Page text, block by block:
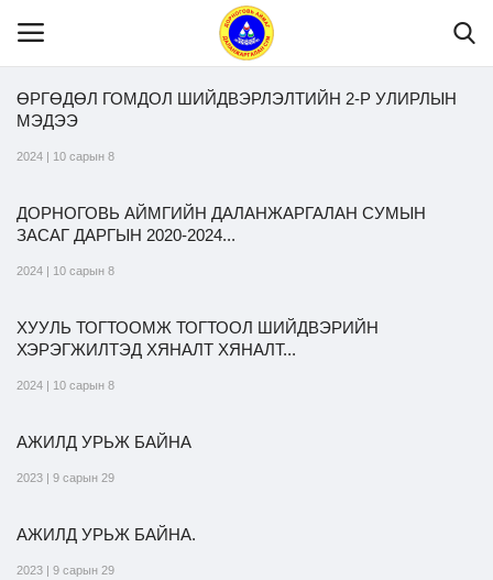
Нүүр
Танилцуулга
МЭДЭЭЛЭЛ
Хууль эрх зүй
Тендер
ӨРГӨДӨЛ ГОМДОЛ ШИЙДВЭРЛЭЛТИЙН 2-Р УЛИРЛЫН
МЭДЭЭ
2024 | 10 сарын 8
ДОРНОГОВЬ АЙМГИЙН ДАЛАНЖАРГАЛАН СУМЫН
ЗАСАГ ДАРГЫН 2020-2024...
2024 | 10 сарын 8
ХУУЛЬ ТОГТООМЖ ТОГТООЛ ШИЙДВЭРИЙН
ХЭРЭГЖИЛТЭД ХЯНАЛТ ХЯНАЛТ...
2024 | 10 сарын 8
АЖИЛД УРЬЖ БАЙНА
2023 | 9 сарын 29
АЖИЛД УРЬЖ БАЙНА.
2023 | 9 сарын 29